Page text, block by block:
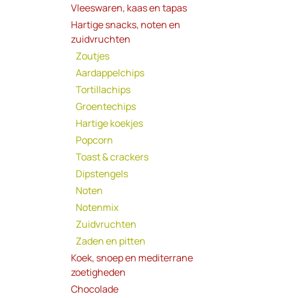
Vleeswaren, kaas en tapas
Hartige snacks, noten en
zuidvruchten
Zoutjes
Aardappelchips
Tortillachips
Groentechips
Hartige koekjes
Popcorn
Toast & crackers
Dipstengels
Noten
Notenmix
Zuidvruchten
Zaden en pitten
Koek, snoep en mediterrane
zoetigheden
Chocolade